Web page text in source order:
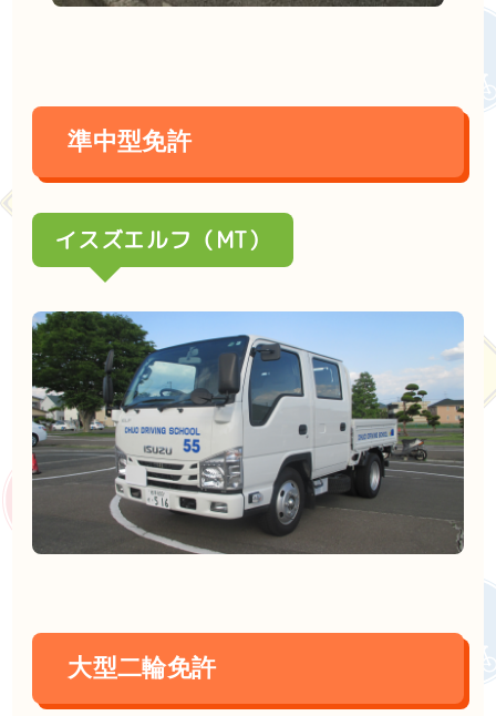
準中型免許
イスズエルフ（MT）
大型二輪免許